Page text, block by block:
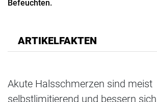
Befeuchten.
ARTIKELFAKTEN
Akute Halsschmerzen sind meist
selbstlimitierend und bessern